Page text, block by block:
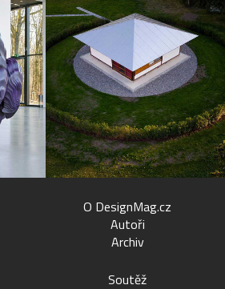
O DesignMag.cz
Autoři
Archiv
Soutěž